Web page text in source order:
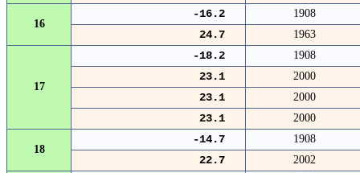
16
-16.2 1908
24.7 1963
17
-18.2 1908
23.1 2000
23.1 2000
23.1 2000
18
-14.7 1908
22.7 2002